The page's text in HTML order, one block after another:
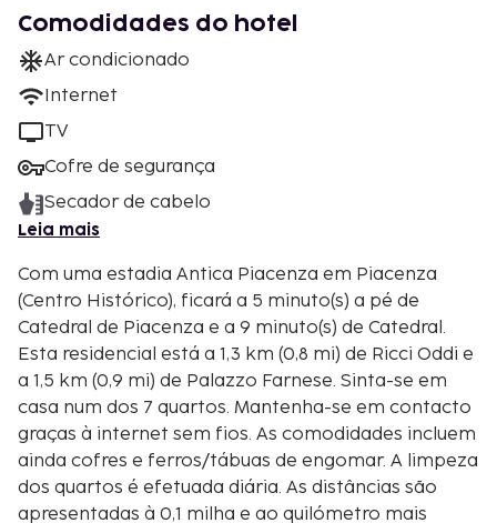
Comodidades do hotel
Ar condicionado
Internet
TV
Cofre de segurança
Secador de cabelo
Leia mais
Com uma estadia Antica Piacenza em Piacenza
(Centro Histórico), ficará a 5 minuto(s) a pé de
Catedral de Piacenza e a 9 minuto(s) de Catedral.
Esta residencial está a 1,3 km (0,8 mi) de Ricci Oddi e
a 1,5 km (0,9 mi) de Palazzo Farnese. Sinta-se em
casa num dos 7 quartos. Mantenha-se em contacto
graças à internet sem fios. As comodidades incluem
ainda cofres e ferros/tábuas de engomar. A limpeza
dos quartos é efetuada diária. As distâncias são
apresentadas à 0,1 milha e ao quilómetro mais